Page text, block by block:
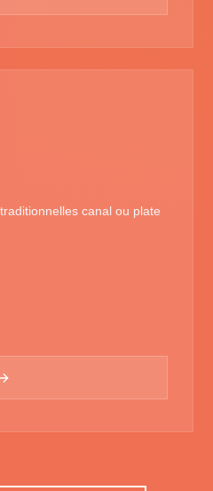
canal ou plate